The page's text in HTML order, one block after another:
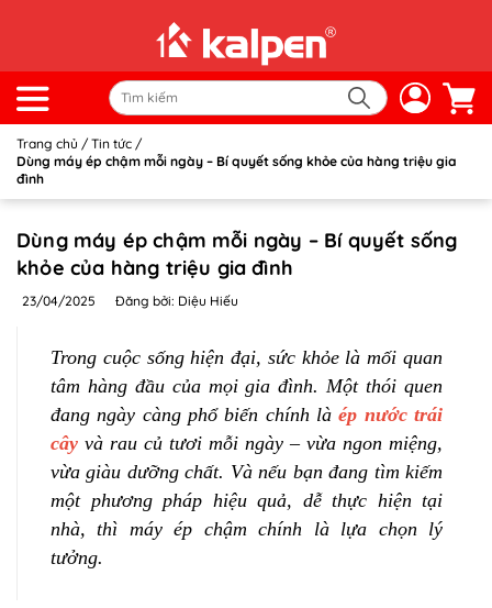
Trang chủ / Tin tức /
Dùng máy ép chậm mỗi ngày – Bí quyết sống khỏe của hàng triệu gia
đình
Dùng máy ép chậm mỗi ngày – Bí quyết sống
khỏe của hàng triệu gia đình
23/04/2025 Đăng bởi: Diệu Hiếu
Trong cuộc sống hiện đại, sức khỏe là mối quan
tâm hàng đầu của mọi gia đình. Một thói quen
đang ngày càng phổ biến chính làép nước trái
cây và rau củ tươi mỗi ngày – vừa ngon miệng,
vừa giàu dưỡng chất. Và nếu bạn đang tìm kiếm
một phương pháp hiệu quả, dễ thực hiện tại
nhà, thì máy ép chậm chính là lựa chọn lý
tưởng.